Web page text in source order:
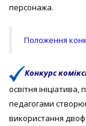
персонажа.
Положення
Конкурс
освітня ініціатива,
педагогами
використання